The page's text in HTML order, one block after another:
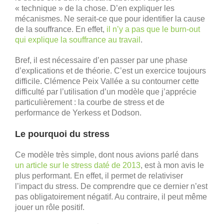
« technique » de la chose. D’en expliquer les
mécanismes. Ne serait-ce que pour identifier la cause
de la souffrance. En effet, il n’y a pas que le burn-out
qui explique la souffrance au travail .
Bref, il est nécessaire d’en passer par une phase
d’explications et de théorie. C’est un exercice toujours
difficile. Clémence Peix Vallée a su contourner cette
difficulté par l’utilisation d’un modèle que j’apprécie
particulièrement : la courbe de stress et de
performance de Yerkess et Dodson.
Le pourquoi du stress
Ce modèle très simple, dont nous avions parlé dans
un article sur le stress daté de 2013, est à mon avis le
plus performant. En effet, il permet de relativiser
l’impact du stress. De comprendre que ce dernier n’est
pas obligatoirement négatif. Au contraire, il peut même
jouer un rôle positif.